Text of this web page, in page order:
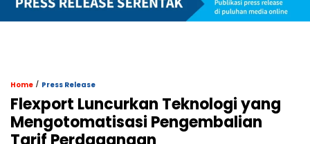
Home / Press Release
Flexport Luncurkan Teknologi yang
Mengotomatisasi Pengembalian